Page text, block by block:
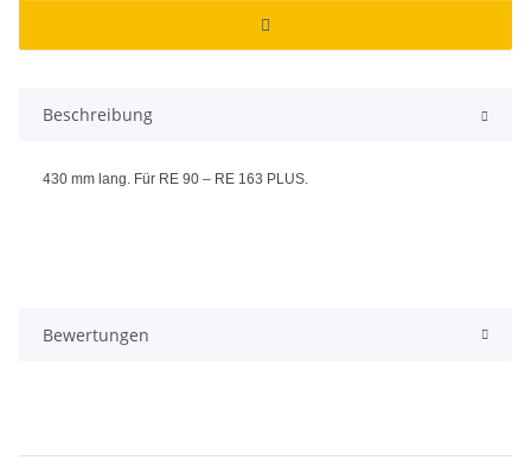
Beschreibung
430 mm lang. Für RE 90 – RE 163 PLUS.
Bewertungen